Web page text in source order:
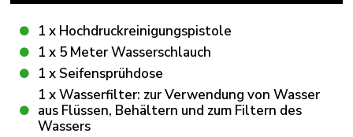
1 x Hochdruckreinigungspistole
1 x 5 Meter Wasserschlauch
1 x Seifensprühdose
1 x Wasserfilter: zur Verwendung von Wasser
aus Flüssen, Behältern und zum Filtern des
Wassers